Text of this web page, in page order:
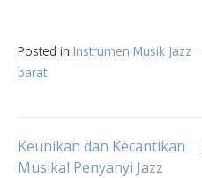
Posted in Instrumen Musik Jazz
barat
Post
Keunikan dan Kecantikan
Musikal Penyanyi Jazz